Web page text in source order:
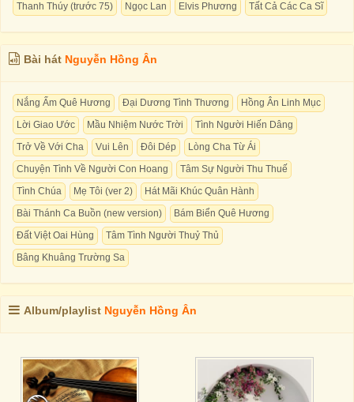
Thanh Thúy (trước 75)
Ngọc Lan Elvis Phương Tất Cả Các Ca Sĩ
Bài hát Nguyễn Hồng Ân
Nắng Ấm Quê Hương Đại Dương Tình Thương
Hồng Ân Linh Mục
Lời Giao Ước
Mầu Nhiệm Nước Trời
Tình Người Hiến Dâng
Trở Về Với Cha
Vui Lên Đôi Dép
Lòng Cha Từ Ái
Chuyện Tình Về Người Con Hoang
Tâm Sự Người Thu Thuế
Tình Chúa
Mẹ Tôi (ver 2)
Hát Mãi Khúc Quân Hành
Bài Thánh Ca Buồn (new version)
Bám Biển Quê Hương
Đất Việt Oai Hùng
Tâm Tình Người Thuỷ Thủ
Bâng Khuâng Trường Sa
Album/playlist Nguyễn Hồng Ân